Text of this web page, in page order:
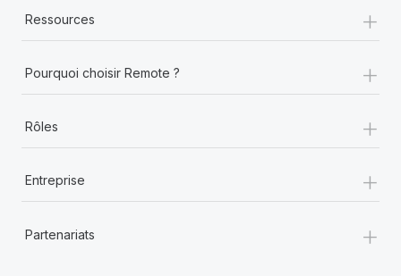
Ressources +
Pourquoi choisir Remote ? +
Rôles +
Entreprise +
Partenariats +